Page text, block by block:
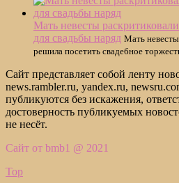
Мать невесты
для свадьбы наряд Мать
решила посетить свадебное
Сайт представляет собой ленту
news.rambler.ru, yandex.ru,
публикуются без искажения,
достоверность публикуемых
не несёт.
Сайт от bmb1 @ 2021
Top